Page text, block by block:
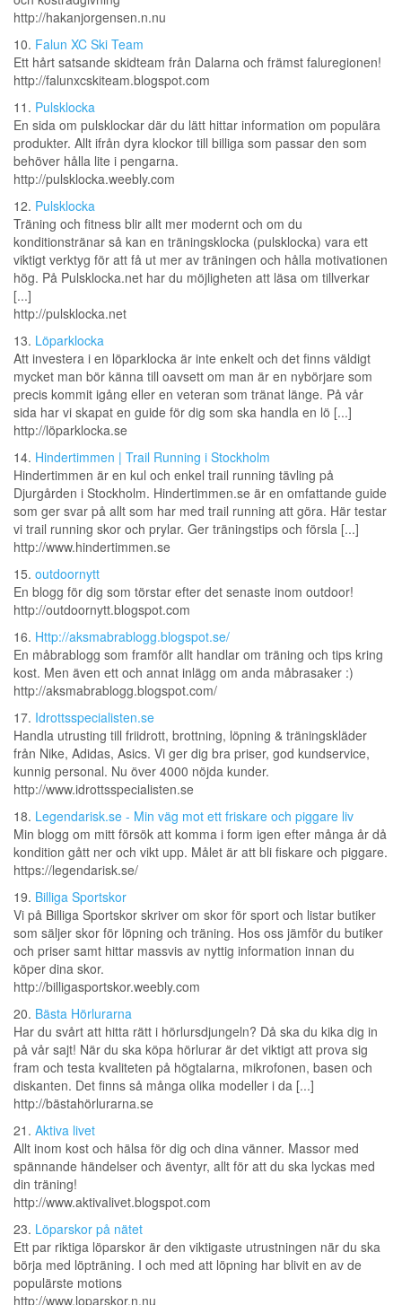
http://hakanjorgensen.n.nu
10. Falun XC Ski Team
Ett hårt satsande skidteam från Dalarna och främst faluregionen!
http://falunxcskiteam.blogspot.com
11. Pulsklocka
En sida om pulsklockar där du lätt hittar information om populära
produkter. Allt ifrån dyra klockor till billiga som passar den som
behöver hålla lite i pengarna.
http://pulsklocka.weebly.com
12. Pulsklocka
Träning och fitness blir allt mer modernt och om du
konditionstränar så kan en träningsklocka (pulsklocka) vara ett
viktigt verktyg för att få ut mer av träningen och hålla motivationen
hög. På Pulsklocka.net har du möjligheten att läsa om tillverkar
[...]
http://pulsklocka.net
13. Löparklocka
Att investera i en löparklocka är inte enkelt och det finns väldigt
mycket man bör känna till oavsett om man är en nybörjare som
precis kommit igång eller en veteran som tränat länge. På vår
sida har vi skapat en guide för dig som ska handla en lö [...]
http://löparklocka.se
14. Hindertimmen | Trail Running i Stockholm
Hindertimmen är en kul och enkel trail running tävling på
Djurgården i Stockholm. Hindertimmen.se är en omfattande guide
som ger svar på allt som har med trail running att göra. Här testar
vi trail running skor och prylar. Ger träningstips och försla [...]
http://www.hindertimmen.se
15. outdoornytt
En blogg för dig som törstar efter det senaste inom outdoor!
http://outdoornytt.blogspot.com
16. Http://aksmabrablogg.blogspot.se/
En måbrablogg som framför allt handlar om träning och tips kring
kost. Men även ett och annat inlägg om anda måbrasaker :)
http://aksmabrablogg.blogspot.com/
17. Idrottsspecialisten.se
Handla utrusting till friidrott, brottning, löpning & träningskläder
från Nike, Adidas, Asics. Vi ger dig bra priser, god kundservice,
kunnig personal. Nu över 4000 nöjda kunder.
http://www.idrottsspecialisten.se
18. Legendarisk.se - Min väg mot ett friskare och piggare liv
Min blogg om mitt försök att komma i form igen efter många år då
kondition gått ner och vikt upp. Målet är att bli fiskare och piggare.
https://legendarisk.se/
19. Billiga Sportskor
Vi på Billiga Sportskor skriver om skor för sport och listar butiker
som säljer skor för löpning och träning. Hos oss jämför du butiker
och priser samt hittar massvis av nyttig information innan du
köper dina skor.
http://billigasportskor.weebly.com
20. Bästa Hörlurarna
Har du svårt att hitta rätt i hörlursdjungeln? Då ska du kika dig in
på vår sajt! När du ska köpa hörlurar är det viktigt att prova sig
fram och testa kvaliteten på högtalarna, mikrofonen, basen och
diskanten. Det finns så många olika modeller i da [...]
http://bästahörlurarna.se
21. Aktiva livet
Allt inom kost och hälsa för dig och dina vänner. Massor med
spännande händelser och äventyr, allt för att du ska lyckas med
din träning!
http://www.aktivalivet.blogspot.com
23. Löparskor på nätet
Ett par riktiga löparskor är den viktigaste utrustningen när du ska
börja med löpträning. I och med att löpning har blivit en av de
populärste motions
http://www.loparskor.n.nu